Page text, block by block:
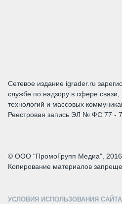
Сетевое издание igrader.ru
службе по надзору в сфере
технологий и массовых
Реестровая запись ЭЛ № ФС 77 -
© ООО "ПромоГрупп Медиа",
Копирование материалов
УСЛОВИЯ ИСПОЛЬЗОВАНИЯ САЙТА